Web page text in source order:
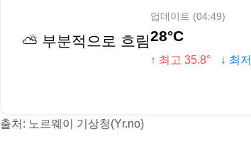
⛅ 부분적으로 흐림
업데이트 (04:49)
28°C
↑ 최고 35.8° ↓ 최
출처: 노르웨이 기상청(Yr.no)